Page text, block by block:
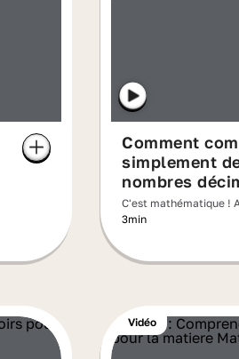
Comment
simplement
nombres
C'est mathématique !
3min
Vidéo